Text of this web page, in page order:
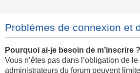
Problèmes de connexion et
Pourquoi ai-je besoin de m’inscrire ?
Vous n’êtes pas dans l’obligation de
administrateurs du forum peuvent